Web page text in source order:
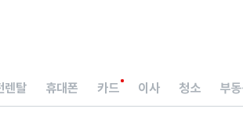
렌탈 휴대폰 카드 이사 청소 부